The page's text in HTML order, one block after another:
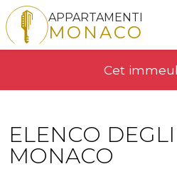
APPARTAMENTI
MONACO
Cet
ELENCO
MONACO